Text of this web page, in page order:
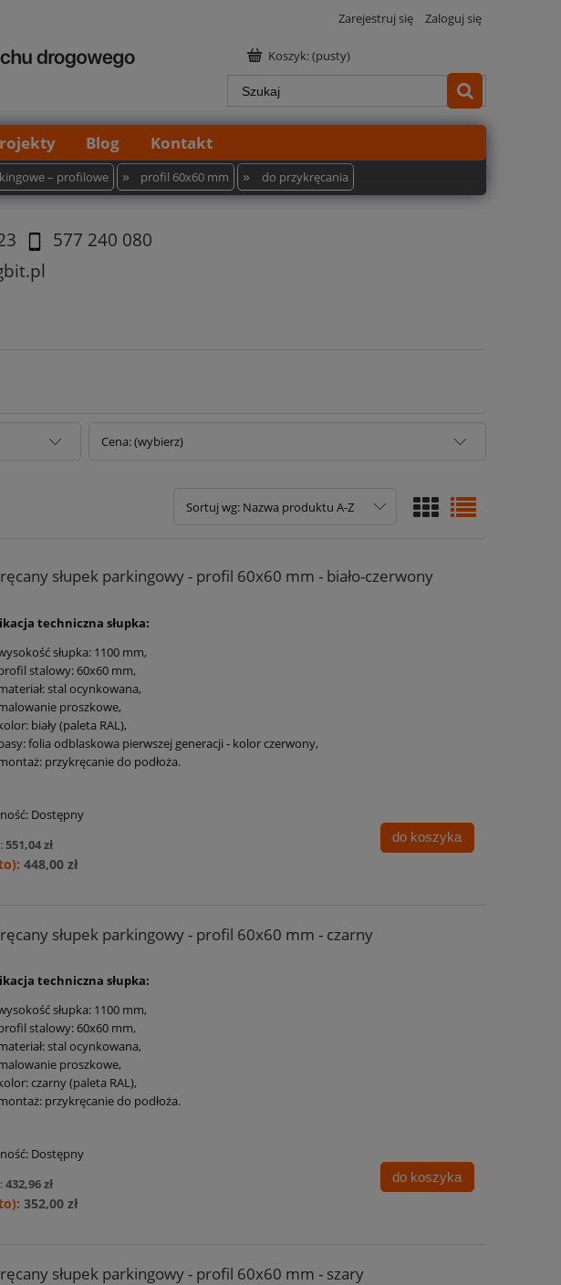
Zarejestruj się Zaloguj się
Koszyk:(pusty)
Blog Kontakt
– profilowe » profil 60x60 mm » do przykręcania
577 240 080
Cena: (wybierz)
Sortuj wg: Nazwa produktu A-Z
słupek parkingowy - profil 60x60 mm - biało-czerwony
techniczna słupka:
słupka: 1100 mm,
stalowy: 60x60 mm,
stal ocynkowana,
proszkowe,
biały (paleta RAL),
folia odblaskowa pierwszej generacji - kolor czerwony,
przykręcanie do podłoża.
Dostępny
551,04 zł
448,00 zł
do koszyka
słupek parkingowy - profil 60x60 mm - czarny
techniczna słupka:
słupka: 1100 mm,
stalowy: 60x60 mm,
stal ocynkowana,
proszkowe,
czarny (paleta RAL),
przykręcanie do podłoża.
Dostępny
432,96 zł
352,00 zł
do koszyka
słupek parkingowy - profil 60x60 mm - szary